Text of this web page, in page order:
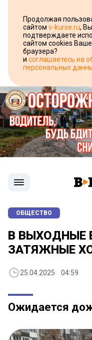
Продолжая
сайтом v-kurse.ru, Вы
подтверждаете
сайтом cookies
браузера?
и соглашаетесь на
персональных
ОБЩЕСТВО
В ВЫХОДНЫЕ
ЗАТЯЖНЫЕ
25.04.2025 04:59
Ожидается